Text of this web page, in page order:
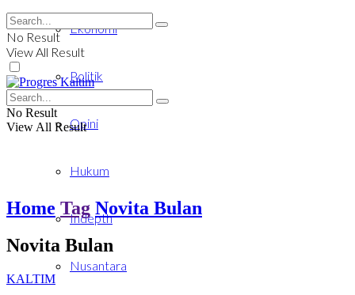
Ekonomi
Politik
Opini
Hukum
Indepth
Nusantara
No Result
View All Result
No Result
View All Result
Home Tag Novita Bulan
Novita Bulan
KALTIM